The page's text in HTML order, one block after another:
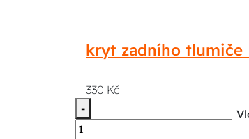
kryt zadního tlumiče
330 Kč
-